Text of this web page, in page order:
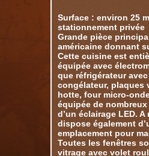
Surface : environ 25
stationnement privée
Grande pièce
américaine donnant
Cette cuisine est
équipée avec
que réfrigérateur
congélateur, plaques
hotte, four micro-
équipée de
d’un éclairage LED. A
dispose également
emplacement pour
Toutes les fenêtres
vitrage avec volet